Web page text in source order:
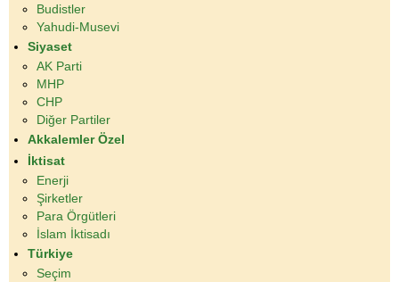
Budistler
Yahudi-Musevi
Siyaset
AK Parti
MHP
CHP
Diğer Partiler
Akkalemler Özel
İktisat
Enerji
Şirketler
Para Örgütleri
İslam İktisadı
Türkiye
Seçim